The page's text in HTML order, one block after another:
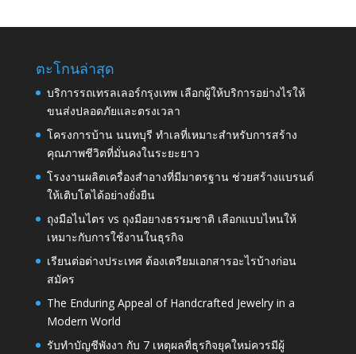
ตะโกนล่าสุด
บริการรถเทรลเลอร์กรุงเทพ เลือกผู้ให้บริการอย่างไรให้
ขนส่งปลอดภัยและตรงเวลา
โครงการบ้าน นนทบุรี ทำเลที่เหมาะสำหรับการสร้าง
คุณภาพชีวิตที่มั่นคงในระยะยาว
โรงงานผลิตเครื่องสำอางที่มีมาตรฐาน ช่วยสร้างแบรนด์
ให้เติบโตได้อย่างยั่งยืน
ถุงมือไนไตร vs ถุงมือยางธรรมชาติ เลือกแบบไหนให้
เหมาะกับการใช้งานในธุรกิจ
เรียนต่อต่างประเทศ ต้องเตรียมเอกสารอะไรบ้างก่อน
สมัคร
The Enduring Appeal of Handcrafted Jewelry in a
Modern World
รับทำบัญชีพังงา กับ 7 เหตุผลที่ธุรกิจยุคใหม่ควรมีผู้